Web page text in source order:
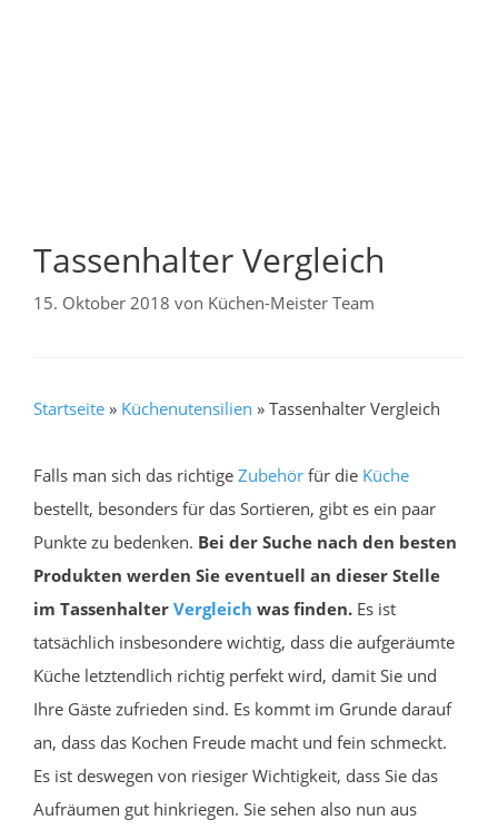
Tassenhalter Vergleich
15. Oktober 2018 von Küchen-Meister Team
Startseite » Küchenutensilien » Tassenhalter Vergleich
Falls man sich das richtige Zubehör für die Küche
bestellt, besonders für das Sortieren, gibt es ein paar
Punkte zu bedenken. Bei der Suche nach den besten
Produkten werden Sie eventuell an dieser Stelle
im Tassenhalter Vergleich was finden. Es ist
tatsächlich insbesondere wichtig, dass die aufgeräumte
Küche letztendlich richtig perfekt wird, damit Sie und
Ihre Gäste zufrieden sind. Es kommt im Grunde darauf
an, dass das Kochen Freude macht und fein schmeckt.
Es ist deswegen von riesiger Wichtigkeit, dass Sie das
Aufräumen gut hinkriegen. Sie sehen also nun aus